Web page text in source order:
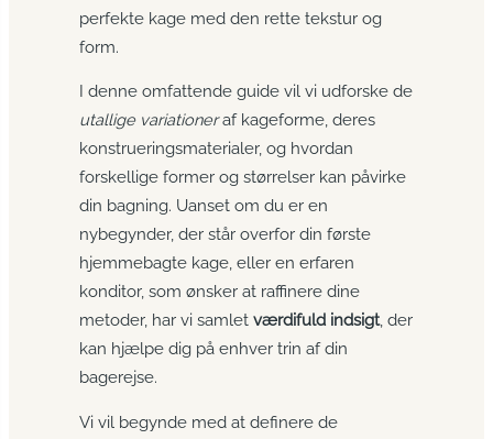
perfekte kage med den rette tekstur og
form.
I denne omfattende guide vil vi udforske de
utallige variationeraf kageforme, deres
konstrueringsmaterialer, og hvordan
forskellige former og størrelser kan påvirke
din bagning. Uanset om du er en
nybegynder, der står overfor din første
hjemmebagte kage, eller en erfaren
konditor, som ønsker at raffinere dine
metoder, har vi samlet værdifuld indsigt, der
kan hjælpe dig på enhver trin af din
bagerejse.
Vi vil begynde med at definere de